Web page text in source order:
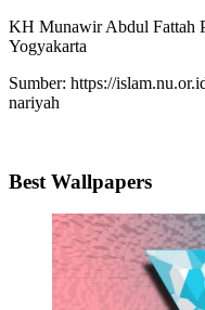
KH Munawir Abdul Fattah
Yogyakarta
Sumber: https://
nariyah
Best Wallpapers